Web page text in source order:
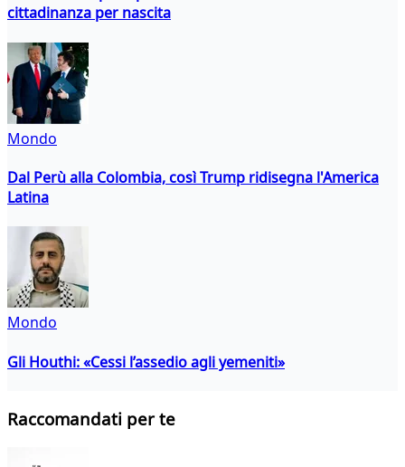
cittadinanza per nascita
Mondo
Dal Perù alla Colombia, così Trump ridisegna l'America
Latina
Mondo
Gli Houthi: «Cessi l’assedio agli yemeniti»
Raccomandati per te